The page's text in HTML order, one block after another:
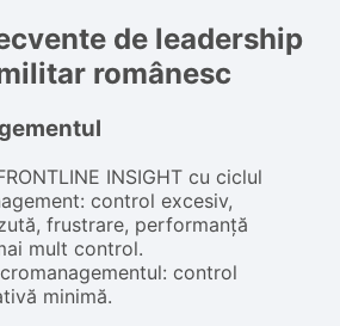
de leadership
românesc
control
minimă.